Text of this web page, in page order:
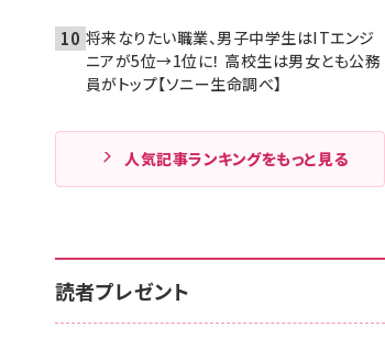
将来なりたい職業、男子中学生はITエンジ
ニアが5位→1位に！ 高校生は男女とも公務
員がトップ【ソニー生命調べ】
人気記事ランキングをもっと見る
読者プレゼント